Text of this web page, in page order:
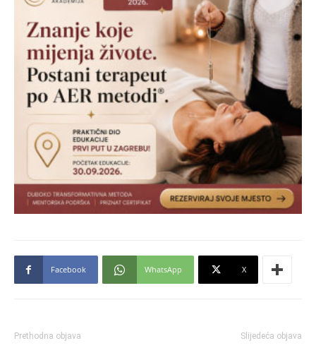
Facebook WhatsApp X
Prethodna objava Slijedeća objava